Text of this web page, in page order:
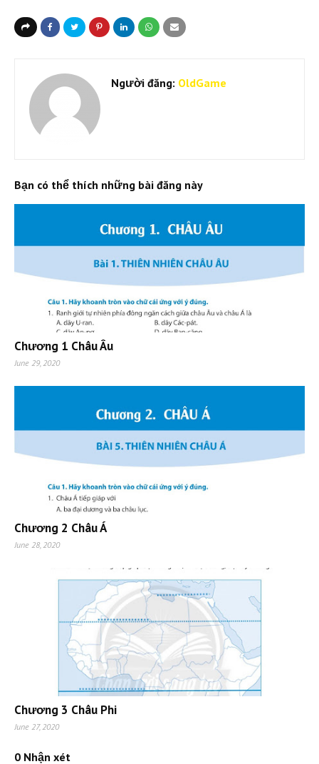
Người đăng: OldGame
Bạn có thể thích những bài đăng này
Chương 1 Châu Âu
June 29, 2020
Chương 2 Châu Á
June 28, 2020
Chương 3 Châu Phi
June 27, 2020
0 Nhận xét